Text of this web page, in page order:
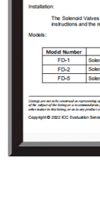
yuanes en
que
en
venta